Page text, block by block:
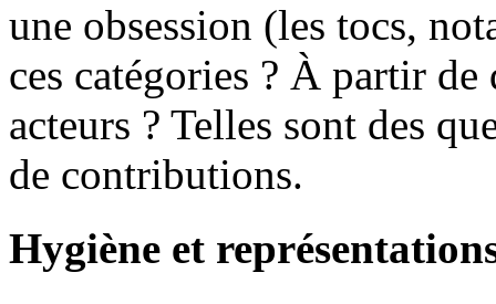
une obsession (les tocs,
ces catégories ? À partir
acteurs ? Telles sont des
de contributions.
Hygiène et